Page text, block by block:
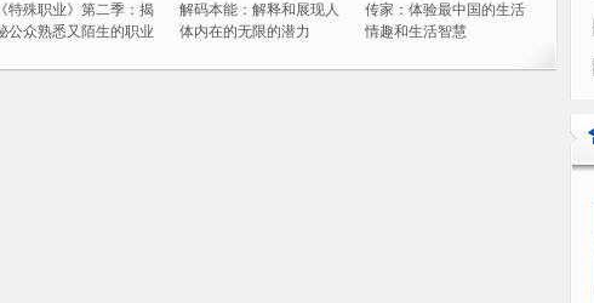
《特殊职业》第二季：揭
公众熟悉又陌生的职业
解码本能：解释和展现人
体内在的无限的潜力
传家：体验最中国的生活
情趣和生活智慧